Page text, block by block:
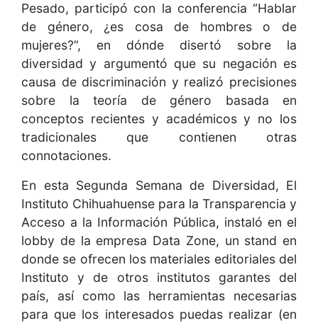
Pesado, participó con la conferencia “Hablar
de género, ¿es cosa de hombres o de
mujeres?”, en dónde disertó sobre la
diversidad y argumentó que su negación es
causa de discriminación y realizó precisiones
sobre la teoría de género basada en
conceptos recientes y académicos y no los
tradicionales que contienen otras
connotaciones.
En esta Segunda Semana de Diversidad, El
Instituto Chihuahuense para la Transparencia y
Acceso a la Información Pública, instaló en el
lobby de la empresa Data Zone, un stand en
donde se ofrecen los materiales editoriales del
Instituto y de otros institutos garantes del
país, así como las herramientas necesarias
para que los interesados puedas realizar (en